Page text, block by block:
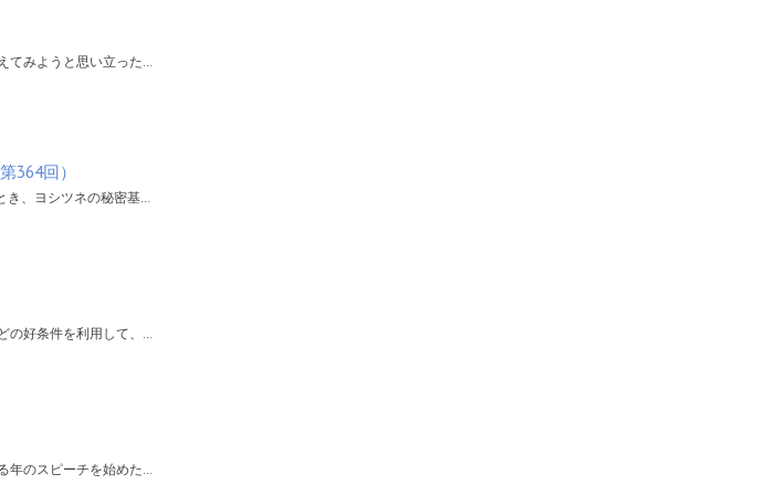
てみようと思い立った…
364回）
、ヨシツネの秘密基…
の好条件を利用して、…
年のスピーチを始めた…